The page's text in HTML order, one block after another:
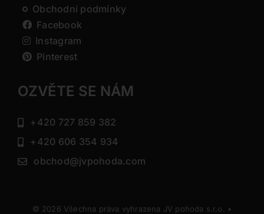
Obchodní podmínky
Facebook
Instagram
Pinterest
OZVĚTE SE NÁM
+420 727 859 382
+420 606 354 934
obchod@jvpohoda.com
© 2026 Všechna práva vyhrazena JV pohoda s.r.o. •